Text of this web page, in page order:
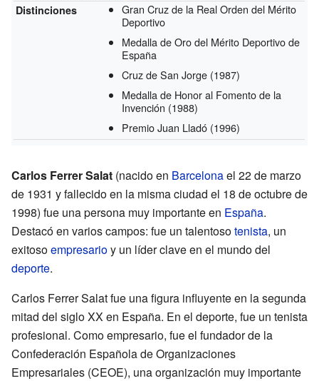
Distinciones
Gran Cruz de la Real Orden del Mérito
Deportivo
Medalla de Oro del Mérito Deportivo de
España
Cruz de San Jorge (1987)
Medalla de Honor al Fomento de la
Invención (1988)
Premio Juan Lladó (1996)
Carlos Ferrer Salat (nacido en Barcelonael 22 de marzo
de 1931 y fallecido en la misma ciudad el 18 de octubre de
1998) fue una persona muy importante en España.
Destacó en varios campos: fue un talentosotenista, un
exitosoempresarioy un líder clave en el mundo del
deporte.
Carlos Ferrer Salat fue una figura influyente en la segunda
mitad del siglo XX en España. En el deporte, fue un tenista
profesional. Como empresario, fue el fundador de la
Confederación Española de Organizaciones
Empresariales (CEOE), una organización muy importante